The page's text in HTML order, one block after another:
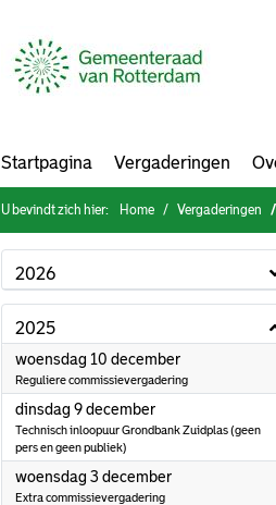
Startpagina Vergaderingen
U bevindt zich hier: Home Vergaderingen
2026
2025
woensdag 10 december2025
Reguliere commissievergadering
dinsdag 9 december2025
Technisch inloopuur Grondbank Zuidplas (geen
pers en geen publiek)
woensdag 3 december2025
Extra commissievergadering